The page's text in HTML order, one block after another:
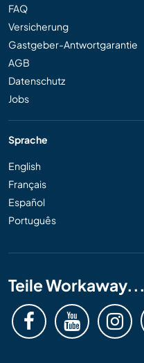
FAQ
Versicherung
Gastgeber-Antwortgarantie
AGB
Datenschutz
Jobs
Sprache
English
Français
Español
Português
Teile Workaway...